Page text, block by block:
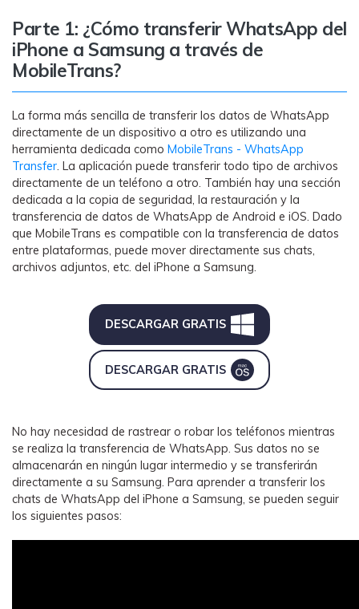
Parte 1: ¿Cómo transferir WhatsApp del
iPhone a Samsung a través de
MobileTrans?
La forma más sencilla de transferir los datos de WhatsApp
directamente de un dispositivo a otro es utilizando una
herramienta dedicada como MobileTrans - WhatsApp
Transfer. La aplicación puede transferir todo tipo de archivos
directamente de un teléfono a otro. También hay una sección
dedicada a la copia de seguridad, la restauración y la
transferencia de datos de WhatsApp de Android e iOS. Dado
que MobileTrans es compatible con la transferencia de datos
entre plataformas, puede mover directamente sus chats,
archivos adjuntos, etc. del iPhone a Samsung.
DESCARGAR GRATIS
DESCARGAR GRATIS
No hay necesidad de rastrear o robar los teléfonos mientras
se realiza la transferencia de WhatsApp. Sus datos no se
almacenarán en ningún lugar intermedio y se transferirán
directamente a su Samsung. Para aprender a transferir los
chats de WhatsApp del iPhone a Samsung, se pueden seguir
los siguientes pasos: